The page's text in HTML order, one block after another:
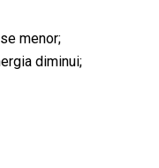
menor;
diminui;